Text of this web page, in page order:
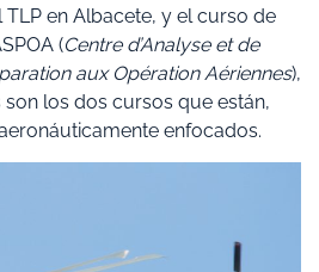
en Albacete, y el curso de
(Centre d’Analyse et de
aux Opération Aériennes),
son los dos cursos que están,
enfocados.